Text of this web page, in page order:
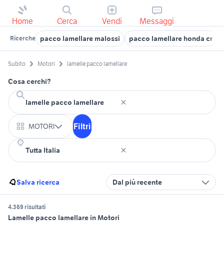
Home Cerca Vendi Messaggi
Ricerche pacco lamellare malossi pacco lamellare honda cr
Subito Motori lamelle pacco lamellare
Cosa cerchi?
MOTORI Filtri
Salva ricerca Dal più recente
4.369 risultati
Lamelle pacco lamellare in Motori